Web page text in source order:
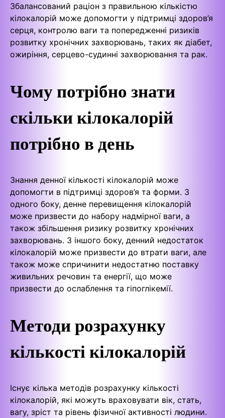
Збалансований раціон з правильною кількістю
кілокалорій може допомогти у підтримці здоров’я
серця, контролю ваги та попередженні ризиків
розвитку хронічних захворювань, таких як діабет,
ожиріння, серцево-судинні захворювання та рак.
Чому потрібно знати
скільки кілокалорій
потрібно в день
Знання денної кількості кілокалорій може
допомогти в підтримці здоров’я та форми. З
одного боку, денне перевищення кілокалорій
може призвести до набору надмірної ваги, а
також збільшення ризику розвитку хронічних
захворювань. З іншого боку, денний недостаток
кілокалорій може призвести до втрати ваги, але
також може спричинити недостатню поставку
живильних речовин та енергії, що може
призвести до ослаблення та гіпоглікемії.
Методи розрахунку
кількості кілокалорій
Існує кілька методів розрахунку кількості
кілокалорій, які можуть враховувати вік, стать,
вагу, зріст та рівень фізичної активності людини.